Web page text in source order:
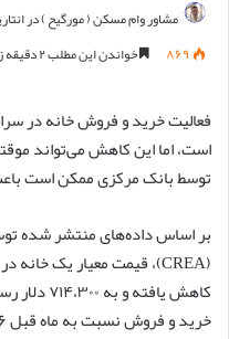
مشاور وام مسکن ( مورگیح ) در
۸۶۹
خواندن این مطلب ۲ دقیقه زمان میبرد
فعالیت خرید و فروش خانه در
است، اما این کاهش می‌تواند
توسط بانک مرکزی ممکن است
بر اساس داده‌های منتشر شده
کاهش
خرید و فروش نسبت به ماه قبل ۰.۶ درصد کاهش داشته است.